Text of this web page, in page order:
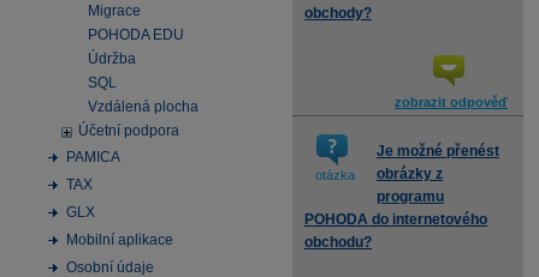
Migrace
POHODA EDU
Údržba
SQL
Vzdálená plocha
Účetní podpora
PAMICA
TAX
GLX
Mobilní aplikace
Osobní údaje
obchody?
zobrazit odpověď
otázka
Je možné přenést
obrázky z
programu
POHODA do internetového
obchodu?